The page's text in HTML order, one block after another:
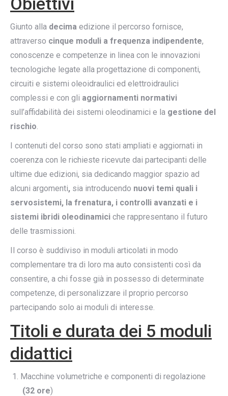
Giunto alla decima edizione il percorso fornisce,
attraverso cinque moduli a frequenza indipendente,
conoscenze e competenze in linea con le innovazioni
tecnologiche legate alla progettazione di componenti,
circuiti e sistemi oleoidraulici ed elettroidraulici
complessi e con gli aggiornamenti normativi
sull’affidabilità dei sistemi oleodinamici e la gestione del
rischio.
I contenuti del corso sono stati ampliati e aggiornati in
coerenza con le richieste ricevute dai partecipanti delle
ultime due edizioni, sia dedicando maggior spazio ad
alcuni argomenti, sia introducendo nuovi temi quali i
servosistemi, la frenatura, i controlli avanzati e i
sistemi ibridi oleodinamici che rappresentano il futuro
delle trasmissioni.
Il corso è suddiviso in moduli articolati in modo
complementare tra di loro ma auto consistenti così da
consentire, a chi fosse già in possesso di determinate
competenze, di personalizzare il proprio percorso
partecipando solo ai moduli di interesse.
Titoli e durata dei 5 moduli
didattici
Macchine volumetriche e componenti di regolazione
(32 ore)